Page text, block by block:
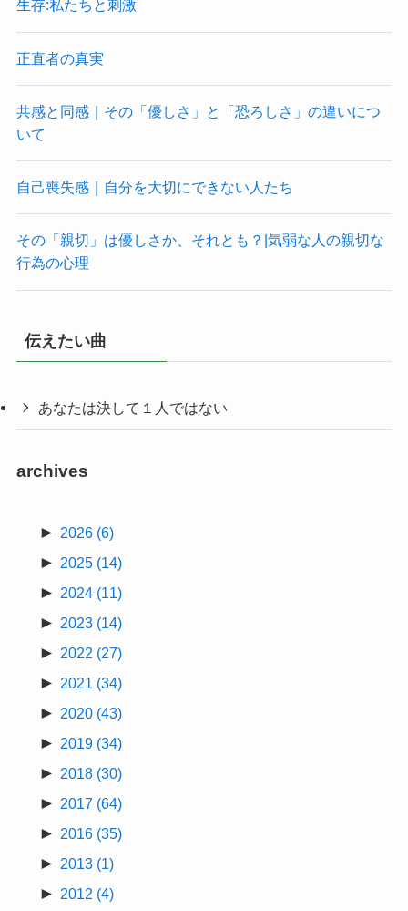
生存:私たちと刺激
正直者の真実
共感と同感｜その「優しさ」と「恐ろしさ」の違いにつ
いて
自己喪失感｜自分を大切にできない人たち
その「親切」は優しさか、それとも？|気弱な人の親切な
行為の心理
伝えたい曲
あなたは決して１人ではない
archives
► 2026 (6)
► 2025 (14)
► 2024 (11)
► 2023 (14)
► 2022 (27)
► 2021 (34)
► 2020 (43)
► 2019 (34)
► 2018 (30)
► 2017 (64)
► 2016 (35)
► 2013 (1)
► 2012 (4)